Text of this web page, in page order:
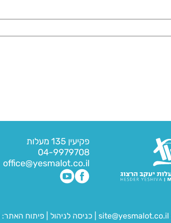
פקיעין 135 מעלות
04-9979708
office@yesmalot.co.il
site@yesmalot.co.il כניסה לניהול פיתוח האתר: